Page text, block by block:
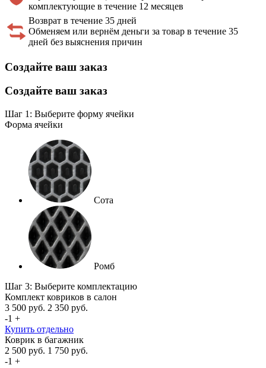
комплектующие в течение 12 месяцев
Возврат в течение 35 дней
Обменяем или вернём деньги за товар в течение 35
дней без выяснения причин
Создайте ваш заказ
Создайте ваш заказ
Шаг 1: Выберите форму ячейки
Форма ячейки
Сота
Ромб
Шаг 3: Выберите комплектацию
Комплект ковриков в салон
3 500 руб. 2 350 руб.
-1 +
Купить отдельно
Коврик в багажник
2 500 руб. 1 750 руб.
-1 +